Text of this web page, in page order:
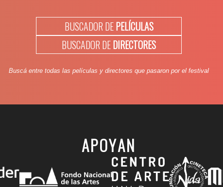
BUSCADOR DEPELÍCULAS
BUSCADOR DEDIRECTORES
Buscá entre todas las películas y directores que pasaron por el festival
APOYAN